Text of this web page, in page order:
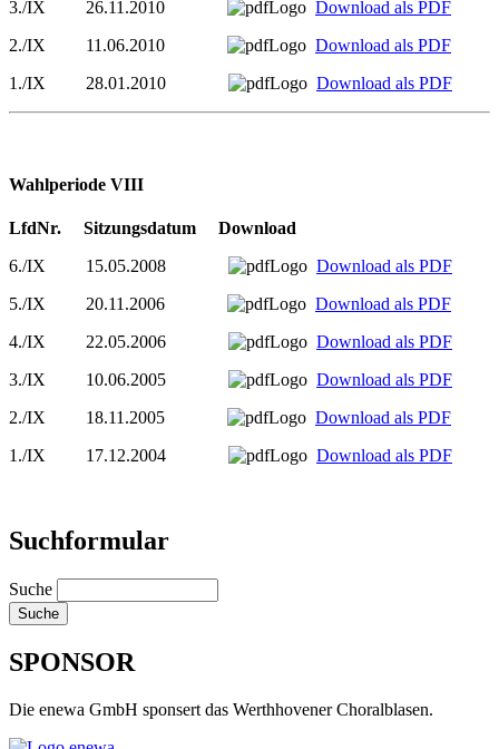
3./IX 26.11.2010
Download als PDF
2./IX 11.06.2010
Download als PDF
1./IX 28.01.2010
Download als PDF
Wahlperiode VIII
LfdNr. Sitzungsdatum Download
6./IX 15.05.2008
Download als PDF
5./IX 20.11.2006
Download als PDF
4./IX 22.05.2006
Download als PDF
3./IX 10.06.2005
Download als PDF
2./IX 18.11.2005
Download als PDF
1./IX 17.12.2004
Download als PDF
Suchformular
Suche
SPONSOR
Die enewa GmbH sponsert das Werthhovener Choralblasen.